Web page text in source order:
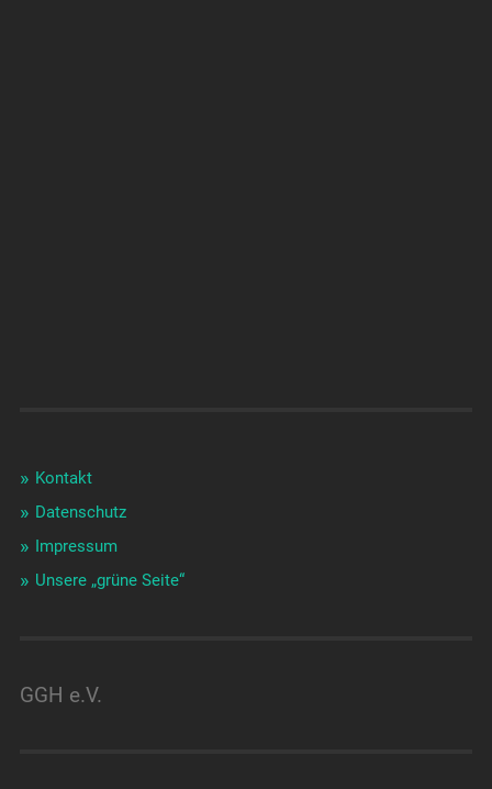
Kontakt
Datenschutz
Impressum
Unsere „grüne Seite“
GGH e.V.